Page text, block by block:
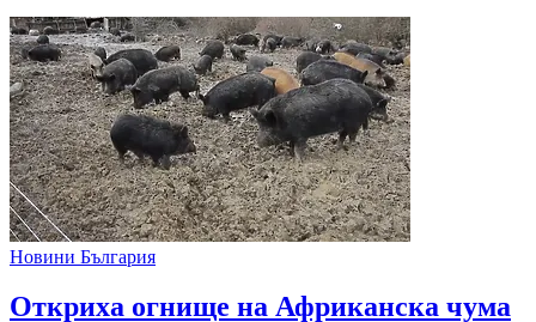
Новини България
Откриха огнище на Африканска чума